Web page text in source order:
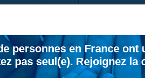
personnes en France ont
pas seul(e). Rejoignez la